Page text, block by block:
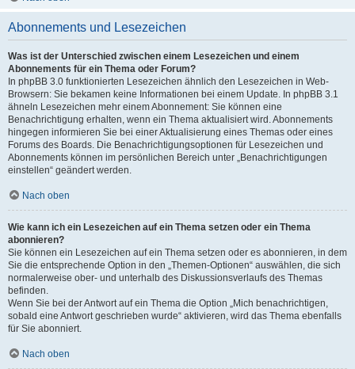
Abonnements und Lesezeichen
Was ist der Unterschied zwischen einem Lesezeichen und einem
Abonnements für ein Thema oder Forum?
In phpBB 3.0 funktionierten Lesezeichen ähnlich den Lesezeichen in Web-
Browsern: Sie bekamen keine Informationen bei einem Update. In phpBB 3.1
ähneln Lesezeichen mehr einem Abonnement: Sie können eine
Benachrichtigung erhalten, wenn ein Thema aktualisiert wird. Abonnements
hingegen informieren Sie bei einer Aktualisierung eines Themas oder eines
Forums des Boards. Die Benachrichtigungsoptionen für Lesezeichen und
Abonnements können im persönlichen Bereich unter „Benachrichtigungen
einstellen“ geändert werden.
Nach oben
Wie kann ich ein Lesezeichen auf ein Thema setzen oder ein Thema
abonnieren?
Sie können ein Lesezeichen auf ein Thema setzen oder es abonnieren, in dem
Sie die entsprechende Option in den „Themen-Optionen“ auswählen, die sich
normalerweise ober- und unterhalb des Diskussionsverlaufs des Themas
befinden.
Wenn Sie bei der Antwort auf ein Thema die Option „Mich benachrichtigen,
sobald eine Antwort geschrieben wurde“ aktivieren, wird das Thema ebenfalls
für Sie abonniert.
Nach oben